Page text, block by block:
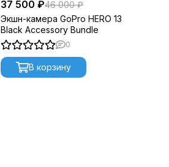
37 500 ₽46 000 ₽
Экшн-камера GoPro HERO 13
Black Accessory Bundle
0
В корзину